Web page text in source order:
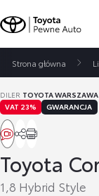
Strona główna
Toyota
1,8 Hybrid Style
VAT 23% GWARANCJA
DILER TOYOTA